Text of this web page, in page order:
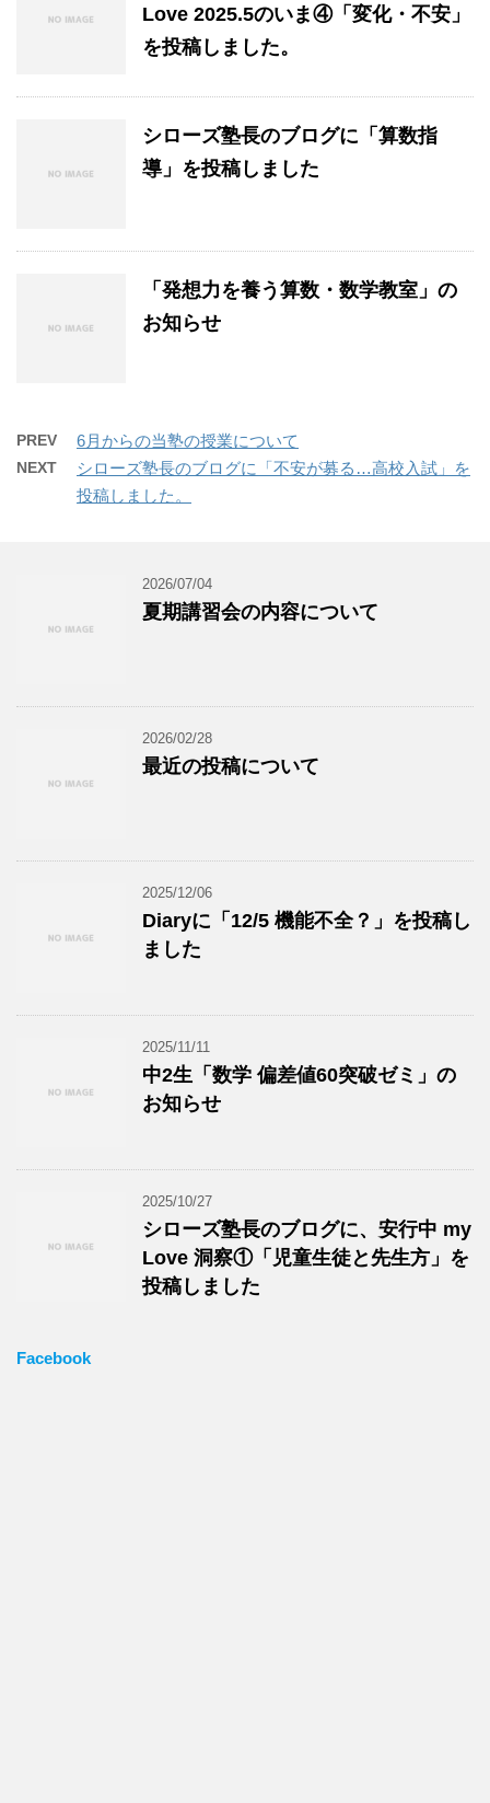
Love 2025.5のいま④「変化・不安」
を投稿しました。
シローズ塾長のブログに「算数指
導」を投稿しました
「発想力を養う算数・数学教室」の
お知らせ
PREV 6月からの当塾の授業について
NEXT
シローズ塾長のブログに「不安が募る…高校入試」を
投稿しました。
2026/07/04
夏期講習会の内容について
2026/02/28
最近の投稿について
2025/12/06
Diaryに「12/5 機能不全？」を投稿し
ました
2025/11/11
中2生「数学 偏差値60突破ゼミ」の
お知らせ
2025/10/27
シローズ塾長のブログに、安行中 my
Love 洞察①「児童生徒と先生方」を
投稿しました
Facebook